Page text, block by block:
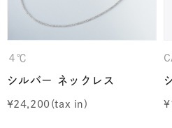
４℃
シルバー ネックレス
¥24,200 ¥